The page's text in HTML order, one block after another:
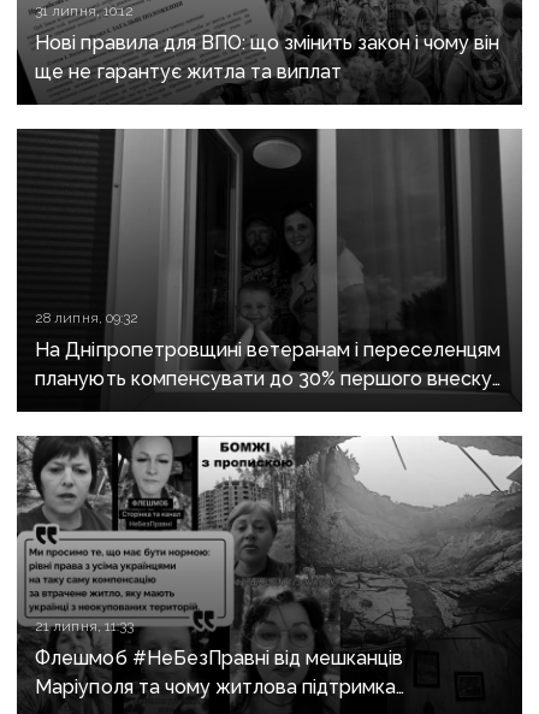
31 липня, 10:12
Нові правила для ВПО: що змінить закон і чому він
ще не гарантує житла та виплат
28 липня, 09:32
На Дніпропетровщині ветеранам і переселенцям
планують компенсувати до 30% першого внеску
за програмою «єОселя»
21 липня, 11:33
Флешмоб #НеБезПравні від мешканців
Маріуполя та чому житлова підтримка